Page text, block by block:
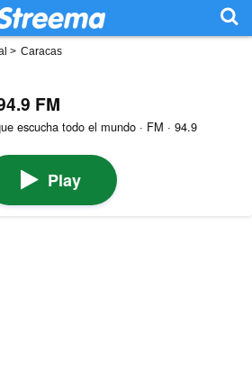
> Caracas
FM
escucha todo el mundo · FM · 94.9
Play